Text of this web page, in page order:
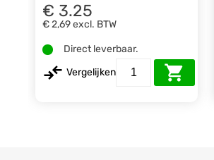
€ 3.25
€ 2,69excl. BTW
Direct leverbaar.
Vergelijken